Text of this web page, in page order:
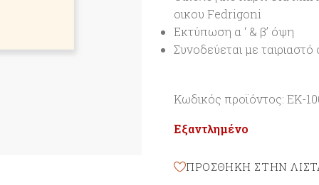
οικου Fedrigoni
Εκτύπωση α ‘ & β’ όψη
Συνοδεύεται με
Κωδικός προϊόντος: ΕΚ-
Εξαντλημένο
ΠΡΌΣΘΉΚΗ ΣΤΗΝ